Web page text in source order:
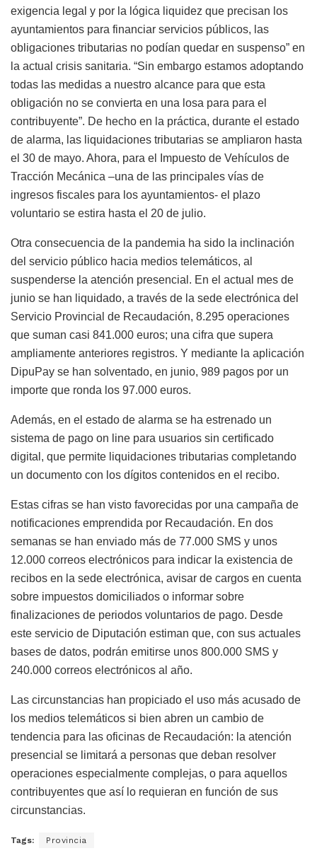
exigencia legal y por la lógica liquidez que precisan los
ayuntamientos para financiar servicios públicos, las
obligaciones tributarias no podían quedar en suspenso” en
la actual crisis sanitaria. “Sin embargo estamos adoptando
todas las medidas a nuestro alcance para que esta
obligación no se convierta en una losa para para el
contribuyente”. De hecho en la práctica, durante el estado
de alarma, las liquidaciones tributarias se ampliaron hasta
el 30 de mayo. Ahora, para el Impuesto de Vehículos de
Tracción Mecánica –una de las principales vías de
ingresos fiscales para los ayuntamientos- el plazo
voluntario se estira hasta el 20 de julio.
Otra consecuencia de la pandemia ha sido la inclinación
del servicio público hacia medios telemáticos, al
suspenderse la atención presencial. En el actual mes de
junio se han liquidado, a través de la sede electrónica del
Servicio Provincial de Recaudación, 8.295 operaciones
que suman casi 841.000 euros; una cifra que supera
ampliamente anteriores registros. Y mediante la aplicación
DipuPay se han solventado, en junio, 989 pagos por un
importe que ronda los 97.000 euros.
Además, en el estado de alarma se ha estrenado un
sistema de pago on line para usuarios sin certificado
digital, que permite liquidaciones tributarias completando
un documento con los dígitos contenidos en el recibo.
Estas cifras se han visto favorecidas por una campaña de
notificaciones emprendida por Recaudación. En dos
semanas se han enviado más de 77.000 SMS y unos
12.000 correos electrónicos para indicar la existencia de
recibos en la sede electrónica, avisar de cargos en cuenta
sobre impuestos domiciliados o informar sobre
finalizaciones de periodos voluntarios de pago. Desde
este servicio de Diputación estiman que, con sus actuales
bases de datos, podrán emitirse unos 800.000 SMS y
240.000 correos electrónicos al año.
Las circunstancias han propiciado el uso más acusado de
los medios telemáticos si bien abren un cambio de
tendencia para las oficinas de Recaudación: la atención
presencial se limitará a personas que deban resolver
operaciones especialmente complejas, o para aquellos
contribuyentes que así lo requieran en función de sus
circunstancias.
Tags: Provincia